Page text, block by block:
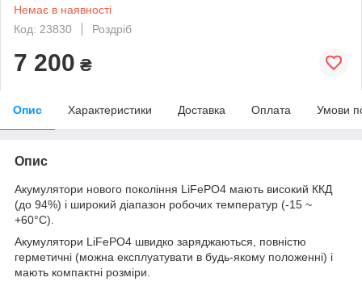
Немає в наявності
Код: 23830
Роздріб
7 200 ₴
Опис Характеристики Доставка Оплата Умови
Опис
Акумулятори нового покоління LiFePO4 мають високий ККД
(до 94%) і широкий діапазон робочих температур (-15 ~
+60°C).
Акумулятори LiFePO4 швидко заряджаються, повністю
герметичні (можна експлуатувати в будь-якому положенні) і
мають компактні розміри.